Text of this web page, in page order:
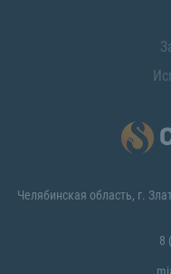
Челябинская область, г.
8